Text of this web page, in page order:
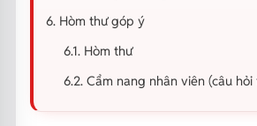
6. Hòm thư góp ý
6.1. Hòm thư
6.2. Cẩm nang nhân viên (câu